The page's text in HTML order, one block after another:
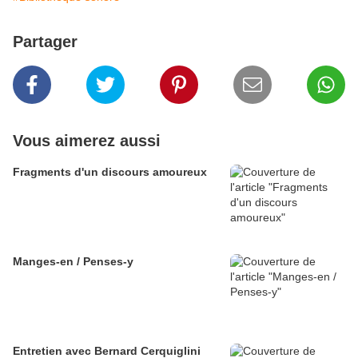
Partager
Vous aimerez aussi
Fragments d'un discours amoureux
Manges-en / Penses-y
Entretien avec Bernard Cerquiglini